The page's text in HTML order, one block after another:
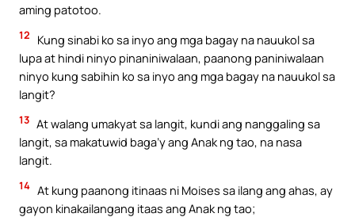
aming patotoo.
12
Kung sinabi ko sa inyo ang mga bagay na nauukol sa
lupa at hindi ninyo pinaniniwalaan, paanong paniniwalaan
ninyo kung sabihin ko sa inyo ang mga bagay na nauukol sa
langit?
13 At walang umakyat sa langit, kundi ang nanggaling sa
langit, sa makatuwid baga’y ang Anak ng tao, na nasa
langit.
14 At kung paanong itinaas ni Moises sa ilang ang ahas, ay
gayon kinakailangang itaas ang Anak ng tao;